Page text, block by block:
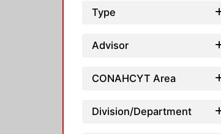
Type
Advisor
CONAHCYT Area
Division/Department